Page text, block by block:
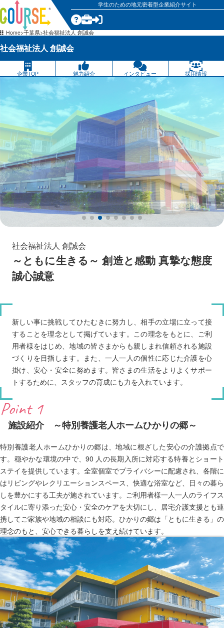
学生のための地元密着型企業紹介サイト
Home 千葉県 社会福祉法人 創誠会
社会福祉法人 創誠会
企業TOP 魅力紹介 インタビュー 採用情報
社会福祉法人 創誠会
～ともに生きる～ 創造と感動 真摯な態度
誠心誠意
新しい事に挑戦してひたむきに努力し、相手の立場に立って接
することを理念として掲げています。この理念をもとに、ご利
用者様をはじめ、地域の皆さまからも親しまれ信頼される施設
づくりを目指します。また、一人一人の個性に応じた介護を心
掛け、安心・安全に努めます。皆さまの生活をよりよくサポー
トするために、スタッフの育成にも力を入れています。
Point 1
施設紹介 ～特別養護老人ホームひかりの郷～
特別養護老人ホームひかりの郷は、地域に根ざした安心の介護拠点で
す。穏やかな環境の中で、90 人の長期入所に対応する特養とショート
ステイを提供しています。全室個室でプライバシーに配慮され、各階に
はリビングやレクリエーションスペース、快適な浴室など、日々の暮ら
しを豊かにする工夫が施されています。ご利用者様一人一人のライフス
タイルに寄り添った安心・安全のケアを大切にし、居宅介護支援とも連
携してご家族や地域の相談にも対応。ひかりの郷は「ともに生きる」の
理念のもと、安心できる暮らしを支え続けています。